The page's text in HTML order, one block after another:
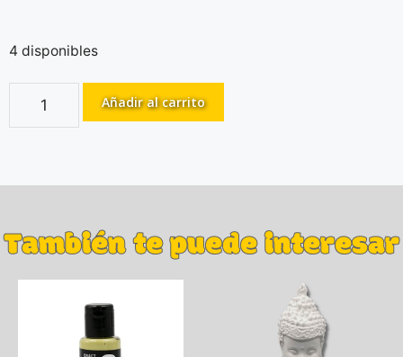
4 disponibles
Añadir al carrito
También te puede interesar